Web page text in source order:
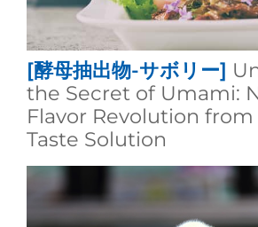
[酵母抽出物-サボリー]
the Secret of Umami:
Flavor Revolution
Taste Solution